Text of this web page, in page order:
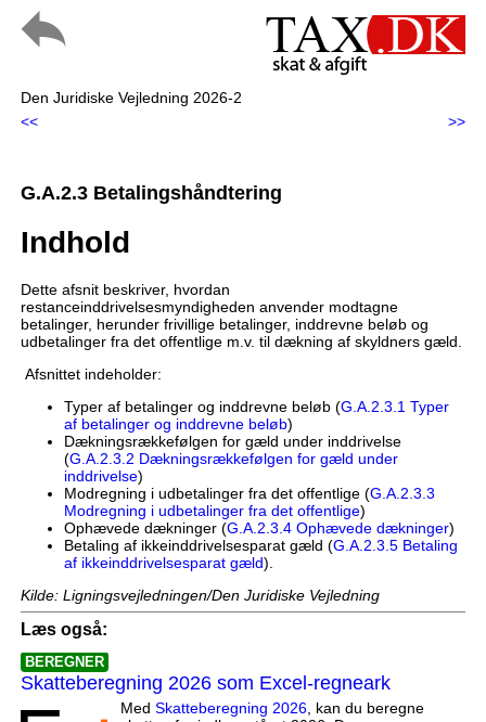
Den Juridiske Vejledning 2026-2
<<
>>
G.A.2.3 Betalingshåndtering
Indhold
Dette afsnit beskriver, hvordan
restanceinddrivelsesmyndigheden anvender modtagne
betalinger, herunder frivillige betalinger, inddrevne beløb og
udbetalinger fra det offentlige m.v. til dækning af skyldners gæld.
Afsnittet indeholder:
Typer af betalinger og inddrevne beløb (G.A.2.3.1 Typer
af betalinger og inddrevne beløb)
Dækningsrækkefølgen for gæld under inddrivelse
(G.A.2.3.2 Dækningsrækkefølgen for gæld under
inddrivelse)
Modregning i udbetalinger fra det offentlige (G.A.2.3.3
Modregning i udbetalinger fra det offentlige)
Ophævede dækninger (G.A.2.3.4 Ophævede dækninger)
Betaling af ikkeinddrivelsesparat gæld (G.A.2.3.5 Betaling
af ikkeinddrivelsesparat gæld).
Kilde: Ligningsvejledningen/Den Juridiske Vejledning
Læs også:
BEREGNER
Skatteberegning 2026 som Excel-regneark
Med Skatteberegning 2026, kan du beregne